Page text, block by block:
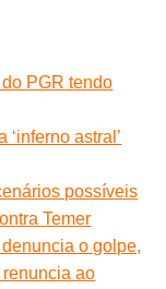
PGR tendo
astral’
possíveis
Temer
o golpe,
renuncia ao